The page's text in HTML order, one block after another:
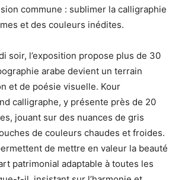
commune : sublimer la calligraphie
et des couleurs inédites.
soir, l’exposition propose plus de 30
arabe devient un terrain
et de poésie visuelle. Kour
calligraphe, y présente près de 20
jouant sur des nuances de gris
de couleurs chaudes et froides.
de mettre en valeur la beauté
patrimonial adaptable à toutes les